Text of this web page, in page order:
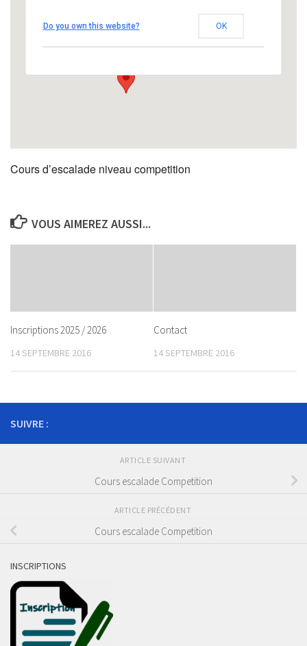
Évènements
Do you own this website? OK
Cours d’escalade niveau competition
VOUS AIMEREZ AUSSI...
Inscriptions 2025 / 2026
14 SEPTEMBRE 2016
Contact
14 SEPTEMBRE 2016
SUIVRE :
ARTICLE SUIVANT
Cours escalade Competition
ARTICLE PRÉCÉDENT
Cours escalade Competition
INSCRIPTIONS